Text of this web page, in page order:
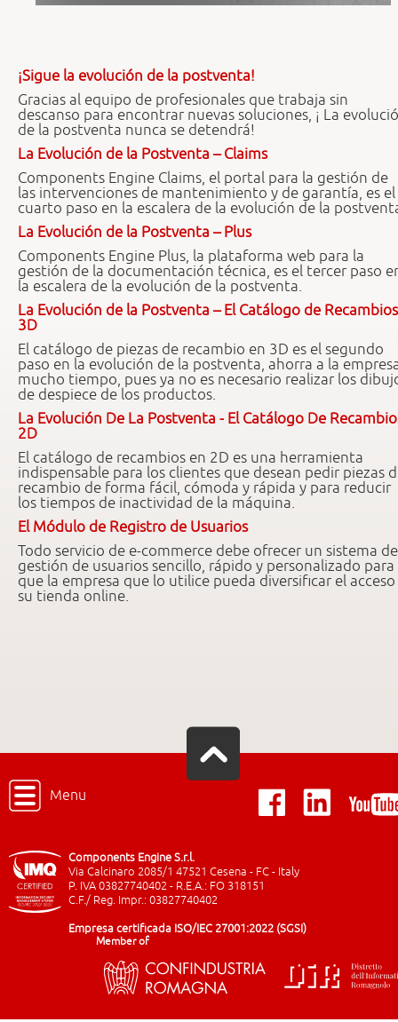
¡Sigue la evolución de la postventa!
Gracias al equipo de profesionales que trabaja sin
descanso para encontrar nuevas soluciones, ¡ La
de la postventa nunca se detendrá!
La Evolución de la Postventa – Claims
Components Engine Claims, el portal para la gestión de
las intervenciones de mantenimiento y de garantía, es el
cuarto paso en la escalera de la evolución de la
La Evolución de la Postventa – Plus
Components Engine Plus, la plataforma web para la
gestión de la documentación técnica, es el tercer paso
la escalera de la evolución de la postventa.
La Evolución de la Postventa – El Catálogo de Recambios
3D
El catálogo de piezas de recambio en 3D es el segundo
paso en la evolución de la postventa, ahorra a la
mucho tiempo, pues ya no es necesario realizar los
de despiece de los productos.
La Evolución De La Postventa - El Catálogo De
2D
El catálogo de recambios en 2D es una herramienta
indispensable para los clientes que desean pedir piezas
recambio de forma fácil, cómoda y rápida y para reducir
los tiempos de inactividad de la máquina.
El Módulo de Registro de Usuarios
Todo servicio de e-commerce debe ofrecer un sistema de
gestión de usuarios sencillo, rápido y personalizado para
que la empresa que lo utilice pueda diversificar el acceso
su tienda online.
Menu
Components Engine S.r.l.
Via Calcinaro 2085/1 47521 Cesena - FC - Italy
P. IVA 03827740402 - R.E.A.: FO 318151
C.F./ Reg. Impr.: 03827740402
Empresa certificada ISO/IEC 27001:2022 (SGSI)
Member of